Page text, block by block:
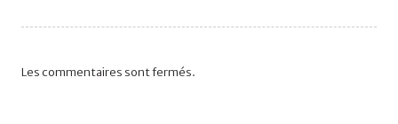
Les commentaires sont fermés.